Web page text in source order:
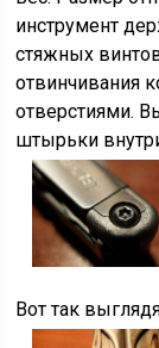
инструмент
стяжных
отвинчивания
отверстиями.
штырьки
Вот так